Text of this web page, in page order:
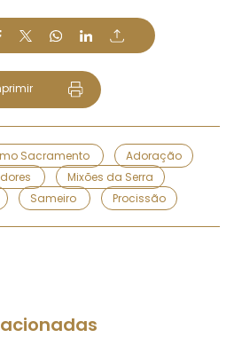
Sacramento
Adoração
Mixões da Serra
Sameiro Procissão